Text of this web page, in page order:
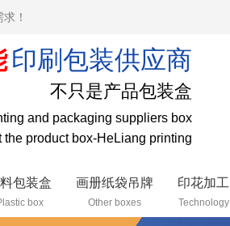
！
印刷包装供应商
不只是产品包装盒
and packaging suppliers box
the product box-HeLiang printing
包装盒
box
画册纸袋吊牌
Other boxes
印花加工
Technology